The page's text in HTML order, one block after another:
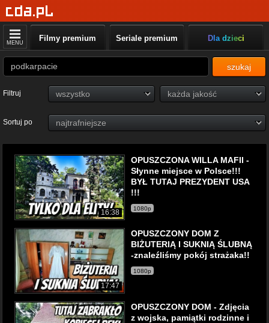
MENU Filmy premium Seriale premium Dla dzieci
szukaj
Filtruj
Sortuj po
16:38
OPUSZCZONA WILLA MAFII -
Słynne miejsce w Polsce!!!
BYŁ TUTAJ PREZYDENT USA
!!!
1080p
17:47
OPUSZCZONY DOM Z
BIŻUTERIĄ I SUKNIĄ ŚLUBNĄ
-znaleźliśmy pokój strażaka!!
1080p
OPUSZCZONY DOM - Zdjęcia
z wojska, pamiątki rodzinne i